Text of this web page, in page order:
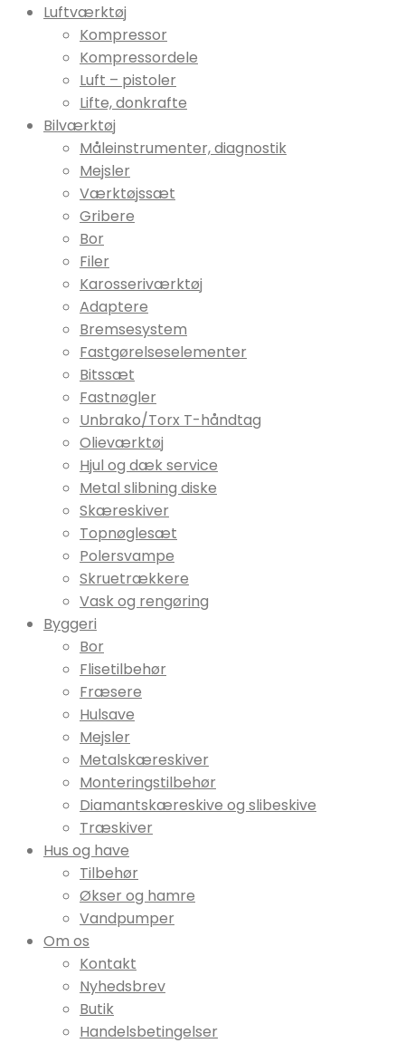
Luftværktøj
Kompressor
Kompressordele
Luft – pistoler
Lifte, donkrafte
Bilværktøj
Måleinstrumenter, diagnostik
Mejsler
Værktøjssæt
Gribere
Bor
Filer
Karosseriværktøj
Adaptere
Bremsesystem
Fastgørelseselementer
Bitssæt
Fastnøgler
Unbrako/Torx T-håndtag
Olieværktøj
Hjul og dæk service
Metal slibning diske
Skæreskiver
Topnøglesæt
Polersvampe
Skruetrækkere
Vask og rengøring
Byggeri
Bor
Flisetilbehør
Fræsere
Hulsave
Mejsler
Metalskæreskiver
Monteringstilbehør
Diamantskæreskive og slibeskive
Træskiver
Hus og have
Tilbehør
Økser og hamre
Vandpumper
Om os
Kontakt
Nyhedsbrev
Butik
Handelsbetingelser